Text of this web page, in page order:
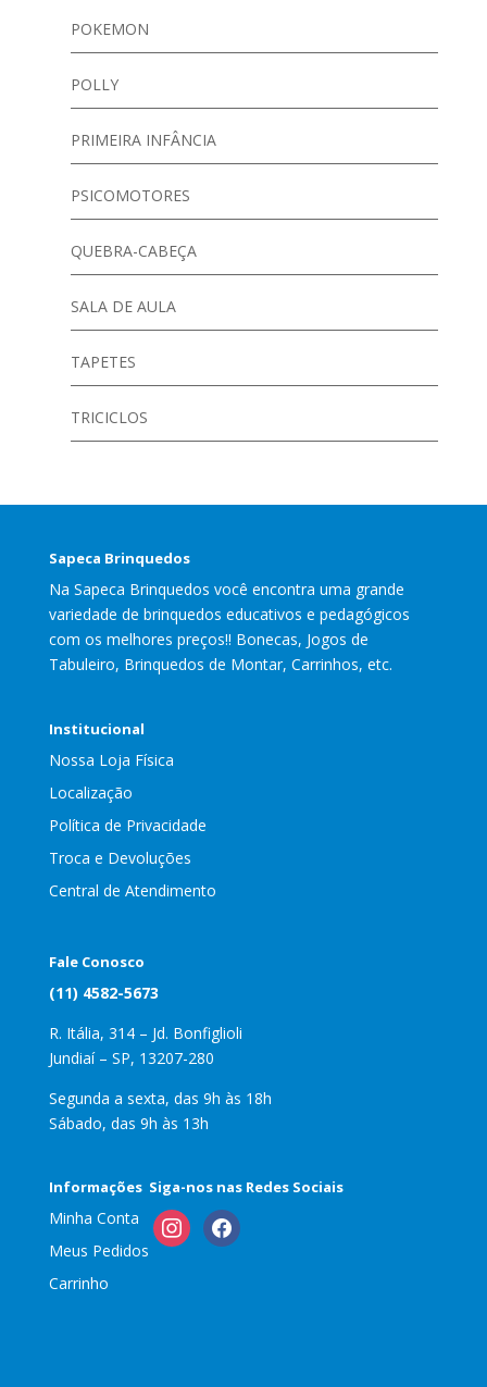
POKEMON
POLLY
PRIMEIRA INFÂNCIA
PSICOMOTORES
QUEBRA-CABEÇA
SALA DE AULA
TAPETES
TRICICLOS
Sapeca Brinquedos
Na Sapeca Brinquedos você encontra uma grande
variedade de brinquedos educativos e pedagógicos
com os melhores preços!! Bonecas, Jogos de
Tabuleiro, Brinquedos de Montar, Carrinhos, etc.
Institucional
Nossa Loja Física
Localização
Política de Privacidade
Troca e Devoluções
Central de Atendimento
Fale Conosco
(11) 4582-5673
R. Itália, 314 – Jd. Bonfiglioli
Jundiaí – SP, 13207-280
Segunda a sexta, das 9h às 18h
Sábado, das 9h às 13h
Informações
Minha Conta
Meus Pedidos
Carrinho
Siga-nos nas Redes Sociais
instagramfacebook